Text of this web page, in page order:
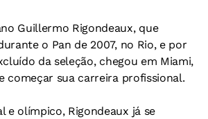
Guillermo Rigondeaux, que
o Pan de 2007, no Rio, e por
da seleção, chegou em Miami,
começar sua carreira profissional.
e olímpico, Rigondeaux já se